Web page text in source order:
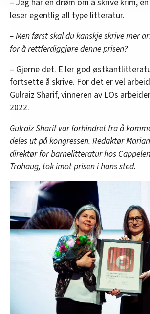
nettstedet med LO Medias egne
innenfor analyse og annonsering. Disse
– Jeg har en drøm om å skrive krim,
leser egentlig all type litteratur.
– Men først skal du kanskje skrive mer
for å rettferdiggjøre denne prisen?
– Gjerne det. Eller god
fortsette å skrive. For det er vel
Gulraiz Sharif, vinneren av LOs
2022.
Gulraiz Sharif var forhindret fra å
deles ut på kongressen. Redaktør
direktør for barnelitteratur hos
Trohaug, tok imot prisen i hans sted.